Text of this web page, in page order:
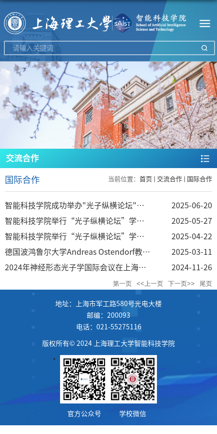
交流合作
当前位置： 首页 交流合作 国际合作
国际合作
智能科技学院成功举办"光子纵横论坛"学术报告会 ——二维量子材料在新一代光子和量子器件中的应用
2025-06-20
智能科技学院举行“光子纵横论坛”学术活动 ——远场和近场区域的微纳尺度光学成像：技术、架构和应用
2025-05-27
智能科技学院举行“光子纵横论坛”学术活动 —— 操控结构光的先进超表面及其拓展研究
2025-04-22
德国波鸿鲁尔大学Andreas Ostendorf教授受聘担任我校荣誉教授并作专题学术讲座
2025-03-11
2024年神经形态光子学国际会议在上海举行
2024-11-26
第一页 <<上一页 下一页>> 尾页
地址：上海市军工路580号光电大楼
邮编：200093
电话：021-55275116
版权所有© 2024 上海理工大学智能科技学院
官方公众号 学校微信